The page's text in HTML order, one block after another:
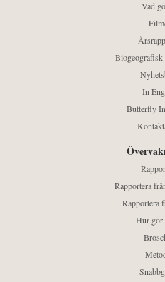
Vad
In
Butterfly
Rapportera
Rapportera
Hur gör